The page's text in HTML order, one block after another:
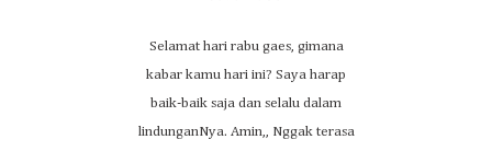
Selamat hari rabu gaes, gimana
kabar kamu hari ini? Saya harap
baik-baik saja dan selalu dalam
lindunganNya. Amin,, Nggak terasa